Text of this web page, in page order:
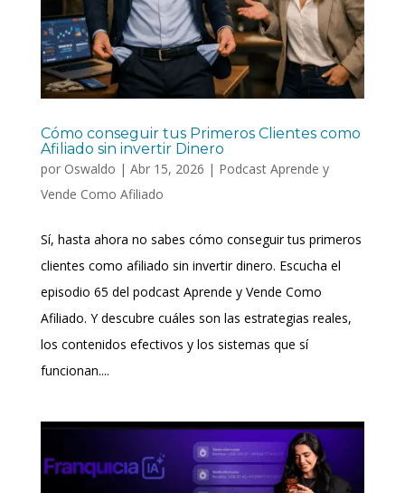
Cómo conseguir tus Primeros Clientes como
Afiliado sin invertir Dinero
por Oswaldo | Abr 15, 2026 | Podcast Aprende y
Vende Como Afiliado
Sí, hasta ahora no sabes cómo conseguir tus primeros
clientes como afiliado sin invertir dinero. Escucha el
episodio 65 del podcast Aprende y Vende Como
Afiliado. Y descubre cuáles son las estrategias reales,
los contenidos efectivos y los sistemas que sí
funcionan....